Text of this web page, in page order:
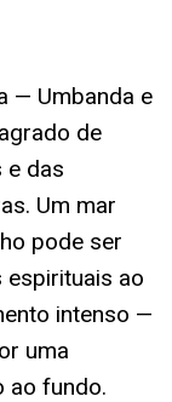
— Umbanda e
de
e das
Um mar
pode ser
espirituais ao
intenso —
uma
ao fundo.